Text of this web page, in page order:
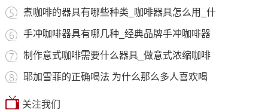
煮咖啡的器具有哪些种类_咖啡器具怎么用_什
手冲咖啡器具有哪几种_经典品牌手冲咖啡器
制作意式咖啡需要什么器具_做意式浓缩咖啡
耶加雪菲的正确喝法 为什么那么多人喜欢喝
关注我们